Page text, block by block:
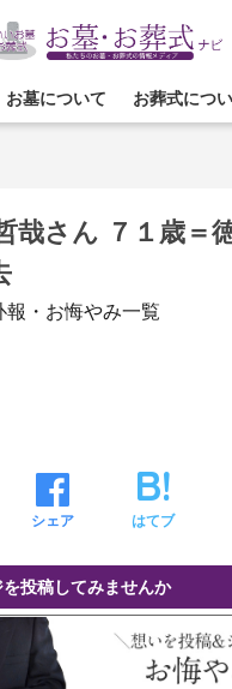
お墓について お葬式につ
哉さん ７１歳＝
・お悔やみ一覧
シェア はてブ
投稿してみませんか